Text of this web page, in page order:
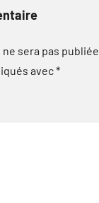
sera pas publiée.
avec*